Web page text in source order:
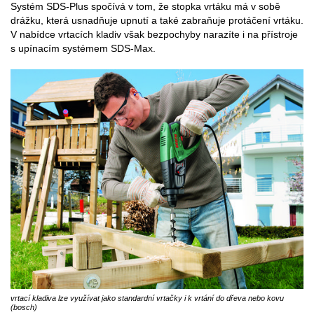
Systém SDS-Plus spočívá v tom, že stopka vrtáku má v sobě
drážku, která usnadňuje upnutí a také zabraňuje protáčení vrtáku.
V nabídce vrtacích kladiv však bezpochyby narazíte i na přístroje
s upínacím systémem SDS-Max.
vrtací kladiva lze využívat jako standardní vrtačky i k vrtání do dřeva nebo kovu
(bosch)